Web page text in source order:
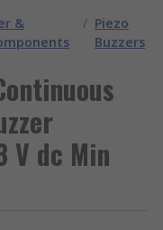
&
/ Piezo
Buzzers
V dc Min